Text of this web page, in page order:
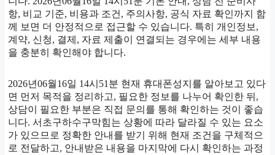
항, 비교 기준, 비용과 조건, 주의사항, 공식 자료 확인까지 함
께 보면 더 안정적으로 접근할 수 있습니다. 특히 개인정보,
계약, 신청, 결제, 자료 제출이 연결되는 경우에는 세부 내용
을 충분히 확인해야 합니다.
2026년06월16일 14시51분 현재 휴대폰성지를 알아보고 있다
면 먼저 목적을 정리하고, 필요한 정보를 나누어 확인한 뒤,
상담이 필요한 부분은 직접 문의를 통해 확인하는 것이 좋습
니다. 서초구하수구막힘는 상황에 따라 달라질 수 있는 요소
가 있으므로 정확한 안내를 받기 위해 현재 조건을 구체적으
로 전달하고, 안내받은 내용을 마지막에 다시 확인하는 과정